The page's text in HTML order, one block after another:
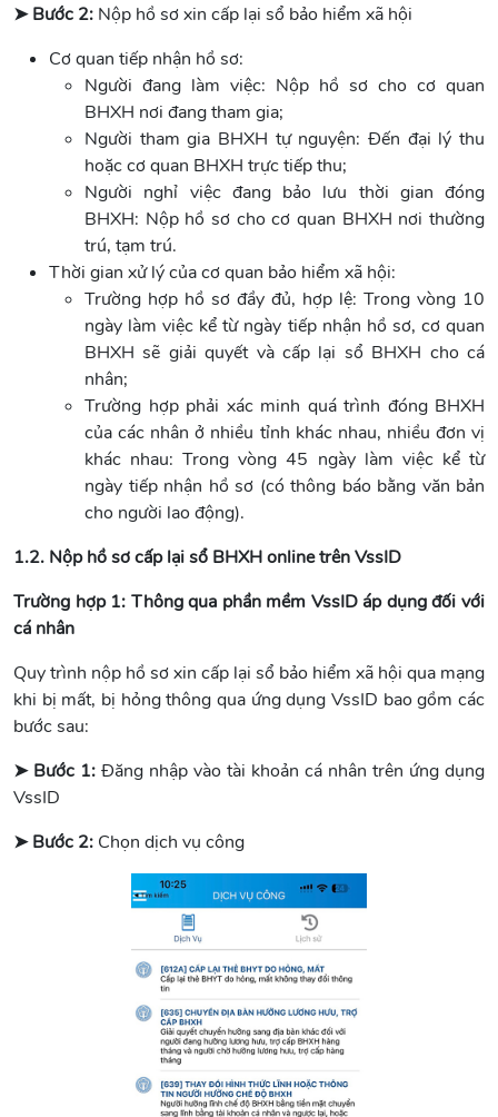
➤ Bước 2: Nộp hồ sơ xin cấp lại sổ bảo hiểm xã hội
Cơ quan tiếp nhận hồ sơ:
Người đang làm việc: Nộp hồ sơ cho cơ quan
BHXH nơi đang tham gia;
Người tham gia BHXH tự nguyện: Đến đại lý thu
hoặc cơ quan BHXH trực tiếp thu;
Người nghỉ việc đang bảo lưu thời gian đóng
BHXH: Nộp hồ sơ cho cơ quan BHXH nơi thường
trú, tạm trú.
Thời gian xử lý của cơ quan bảo hiểm xã hội:
Trường hợp hồ sơ đầy đủ, hợp lệ: Trong vòng 10
ngày làm việc kể từ ngày tiếp nhận hồ sơ, cơ quan
BHXH sẽ giải quyết và cấp lại sổ BHXH cho cá
nhân;
Trường hợp phải xác minh quá trình đóng BHXH
của các nhân ở nhiều tỉnh khác nhau, nhiều đơn vị
khác nhau: Trong vòng 45 ngày làm việc kể từ
ngày tiếp nhận hồ sơ (có thông báo bằng văn bản
cho người lao động).
1.2. Nộp hồ sơ cấp lại sổ BHXH online trên VssID
Trường hợp 1: Thông qua phần mềm VssID áp dụng đối với
cá nhân
Quy trình nộp hồ sơ xin cấp lại sổ bảo hiểm xã hội qua mạng
khi bị mất, bị hỏng thông qua ứng dụng VssID bao gồm các
bước sau:
➤ Bước 1: Đăng nhập vào tài khoản cá nhân trên ứng dụng
VssID
➤ Bước 2: Chọn dịch vụ công